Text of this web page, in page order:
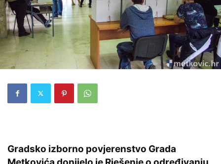
Gradsko izborno povjerenstvo Grada